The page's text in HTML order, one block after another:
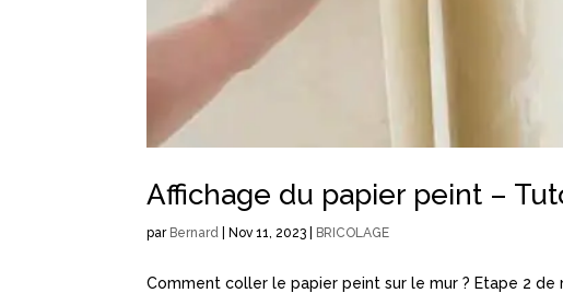
Affichage du papier peint –
par Bernard |Nov 11, 2023 BRICOLAGE
Comment coller le papier peint sur le mur ? Etape 2